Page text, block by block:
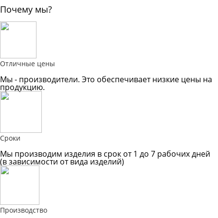
Почему мы?
Отличные цены
Мы - производители. Это обеспечивает низкие цены на
продукцию.
Сроки
Мы производим изделия в срок от 1 до 7 рабочих дней
(в зависимости от вида изделий)
Производство